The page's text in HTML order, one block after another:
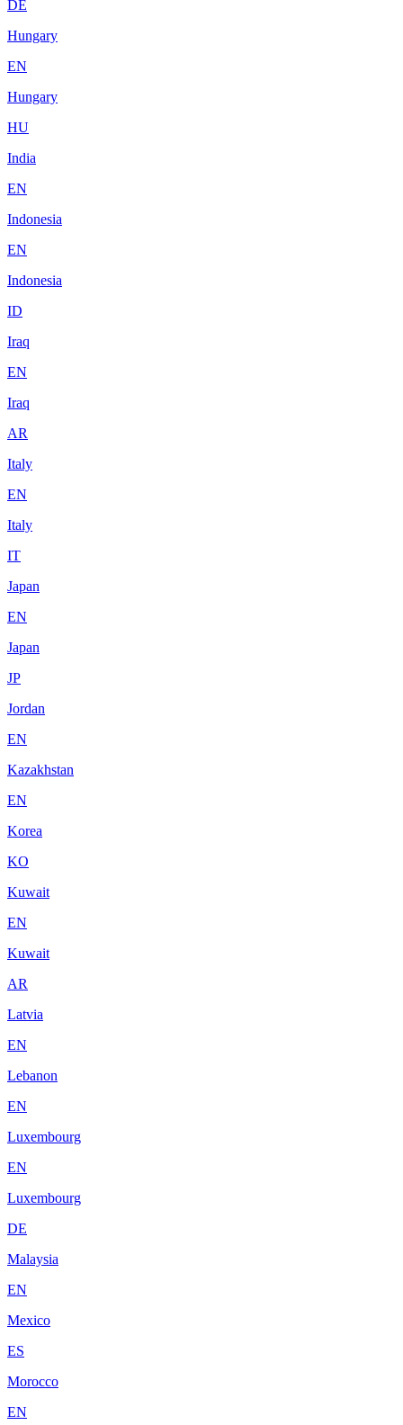
DE
Hungary
EN
Hungary
HU
India
EN
Indonesia
EN
Indonesia
ID
Iraq
EN
Iraq
AR
Italy
EN
Italy
IT
Japan
EN
Japan
JP
Jordan
EN
Kazakhstan
EN
Korea
KO
Kuwait
EN
Kuwait
AR
Latvia
EN
Lebanon
EN
Luxembourg
EN
Luxembourg
DE
Malaysia
EN
Mexico
ES
Morocco
EN